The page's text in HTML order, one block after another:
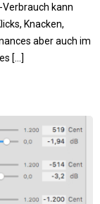
kann
Knacken,
aber auch im
[…]